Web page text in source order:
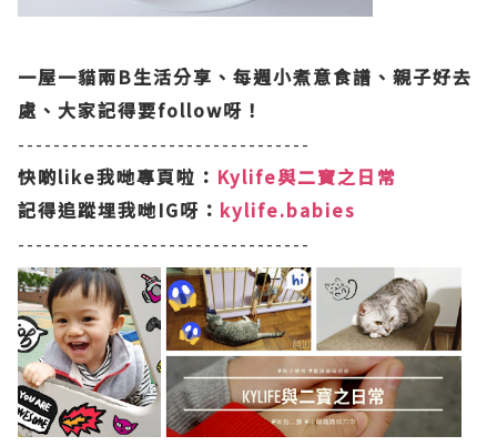
一屋一貓兩B生活分享、每週小煮意食譜、親子好去
處、大家記得要follow呀！
---------------------------------
快啲like我哋專頁啦： Kylife與二寶之日常
記得追蹤埋我哋IG呀： kylife.babies
---------------------------------